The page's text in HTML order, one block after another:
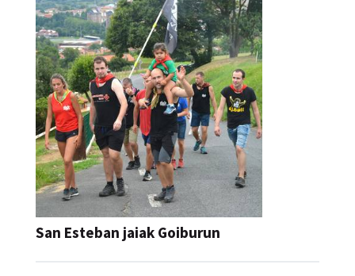
San Esteban jaiak Goiburun